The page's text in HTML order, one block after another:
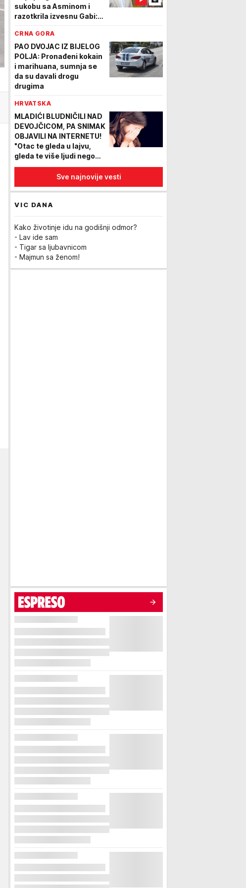
sukobu sa Asminom i
razotkrila izvesnu Gabi:
CRNA GORA
PAO DVOJAC IZ BIJELOG
POLJA: Pronađeni kokain
i marihuana, sumnja se
da su davali drogu
drugima
HRVATSKA
MLADIĆI BLUDNIČILI NAD
DEVOJČICOM, PA SNIMAK
OBJAVILI NA INTERNETU!
"Otac te gleda u lajvu,
gleda te više ljudi nego
ikada", govorili joj JEZIVE
Sve najnovije vesti
VIC DANA
Kako životinje idu na godišnji odmor?
- Lav ide sam
- Tigar sa ljubavnicom
- Majmun sa ženom!